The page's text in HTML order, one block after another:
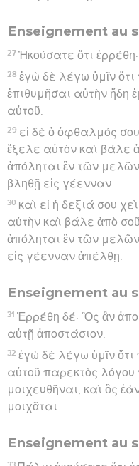
Enseignement au
27 Ἠκούσατε ὅτι
28 ἐγὼ δὲ λέγω ὑμῖν
ἐπιθυμῆσαι αὐτὴν ἤδη
αὐτοῦ.
29 εἰ δὲ ὁ ὀφθαλμός
ἔξελε αὐτὸν καὶ βάλε
ἀπόληται ἓν τῶν
βληθῇ εἰς γέενναν.
30 καὶ εἰ ἡ δεξιά σου
αὐτὴν καὶ βάλε ἀπὸ
ἀπόληται ἓν τῶν
εἰς γέενναν ἀπέλθῃ.
Enseignement au
31 Ἐρρέθη δέ· Ὃς ἂν
αὐτῇ ἀποστάσιον.
32 ἐγὼ δὲ λέγω ὑμῖν
αὐτοῦ παρεκτὸς λόγου
μοιχευθῆναι, καὶ ὃς
μοιχᾶται.
Enseignement au
33